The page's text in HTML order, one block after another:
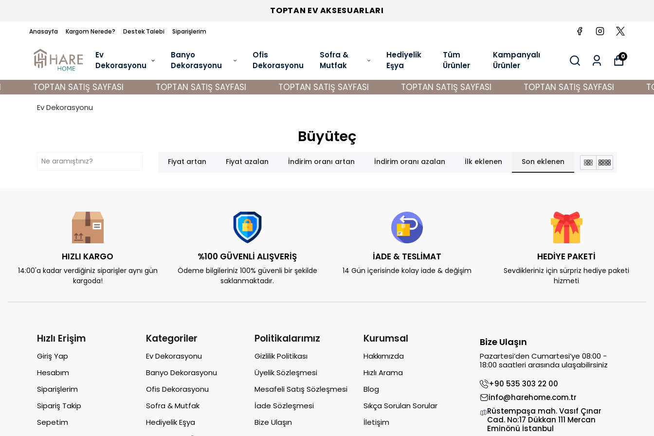
Anasayfa Kargom Nerede? Destek Talebi Siparişlerim
TOPTAN EV AKSESUARLARI
Ev
Dekorasyonu
Banyo
Dekorasyonu
Ofis
Dekorasyonu
Sofra &
Mutfak
Hediyelik
Eşya
Tüm
Ürünler
Kampanyalı
Ürünler
0
TOPTAN SATIŞ SAYFASI TOPTAN SATIŞ SAYFASI TOPTAN SATIŞ SAYFASI TOPTAN SATIŞ SAYFASI TOPTAN SATIŞ SAYFASI
Ev Dekorasyonu
Büyüteç
Fiyat artan Fiyat azalan İndirim oranı artan İndirim oranı azalan İlk eklenen Son eklenen
HIZLI KARGO
14:00'a kadar verdiğiniz siparişler aynı gün
kargoda!
%100 GÜVENLİ ALIŞVERİŞ
Ödeme bilgileriniz 100% güvenli bir şekilde
saklanmaktadır.
İADE & TESLİMAT
14 Gün içerisinde kolay iade & değişim
HEDİYE PAKETİ
Sevdikleriniz için sürpriz hediye paketi
hizmeti
Hızlı Erişim
Giriş Yap
Hesabım
Siparişlerim
Sipariş Takip
Sepetim
Kategoriler
Ev Dekorasyonu
Banyo Dekorasyonu
Ofis Dekorasyonu
Sofra & Mutfak
Hediyelik Eşya
Politikalarımız
Gizlilik Politikası
Üyelik Sözleşmesi
Mesafeli Satış Sözleşmesi
İade Sözleşmesi
Bize Ulaşın
Kurumsal
Hakkımızda
Hızlı Arama
Blog
Sıkça Sorulan Sorular
İletişim
Bize Ulaşın
Pazartesi’den Cumartesi’ye 08:00 -
18:00 saatleri arasında ulaşabilirsiniz
+90 535 303 22 00
info@harehome.com.tr
Rüstempaşa mah. Vasıf Çınar
Cad. No:17 Dükkan 111 Mercan
Eminönü İstanbul